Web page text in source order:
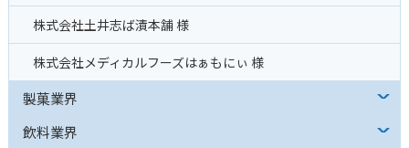
株式会社土井志ば漬本舗 様
株式会社メディカルフーズはぁもにぃ 様
製菓業界
飲料業界